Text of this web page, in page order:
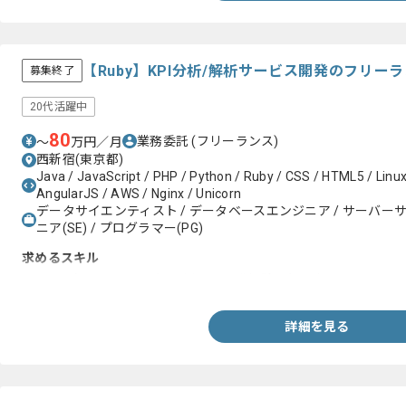
募集終了 【Ruby】KPI分析/解析サービス開発のフリー
20代活躍中
〜80万円／月 業務委託(フリーランス)
西新宿(東京都)
Java / JavaScript / PHP / Python / Ruby / CSS / HTML5 /
AngularJS / AWS / Nginx / Unicorn
データサイエンティスト / データベースエンジニア / サーバー
ニア(SE) / プログラマー(PG)
求めるスキル
詳細を見る